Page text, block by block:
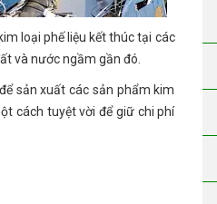
loại phế liệu kết thúc tại các
và nước ngầm gần đó.
sản xuất các sản phẩm kim
cách tuyệt vời để giữ chi phí